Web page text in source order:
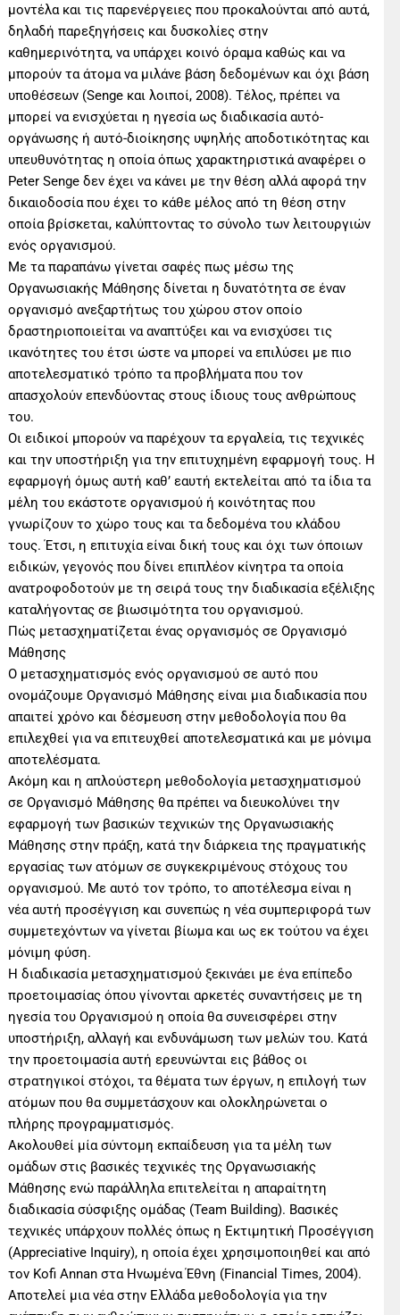
μοντέλα και τις παρενέργειες που προκαλούνται από αυτά,
δηλαδή παρεξηγήσεις και δυσκολίες στην
καθημερινότητα, να υπάρχει κοινό όραμα καθώς και να
μπορούν τα άτομα να μιλάνε βάση δεδομένων και όχι βάση
υποθέσεων (Senge και λοιποί, 2008). Τέλος, πρέπει να
μπορεί να ενισχύεται η ηγεσία ως διαδικασία αυτό-
οργάνωσης ή αυτό-διοίκησης υψηλής αποδοτικότητας και
υπευθυνότητας η οποία όπως χαρακτηριστικά αναφέρει ο
Peter Senge δεν έχει να κάνει με την θέση αλλά αφορά την
δικαιοδοσία που έχει το κάθε μέλος από τη θέση στην
οποία βρίσκεται, καλύπτοντας το σύνολο των λειτουργιών
ενός οργανισμού.
Με τα παραπάνω γίνεται σαφές πως μέσω της
Οργανωσιακής Μάθησης δίνεται η δυνατότητα σε έναν
οργανισμό ανεξαρτήτως του χώρου στον οποίο
δραστηριοποιείται να αναπτύξει και να ενισχύσει τις
ικανότητες του έτσι ώστε να μπορεί να επιλύσει με πιο
αποτελεσματικό τρόπο τα προβλήματα που τον
απασχολούν επενδύοντας στους ίδιους τους ανθρώπους
του.
Οι ειδικοί μπορούν να παρέχουν τα εργαλεία, τις τεχνικές
και την υποστήριξη για την επιτυχημένη εφαρμογή τους. Η
εφαρμογή όμως αυτή καθ’ εαυτή εκτελείται από τα ίδια τα
μέλη του εκάστοτε οργανισμού ή κοινότητας που
γνωρίζουν το χώρο τους και τα δεδομένα του κλάδου
τους. Έτσι, η επιτυχία είναι δική τους και όχι των όποιων
ειδικών, γεγονός που δίνει επιπλέον κίνητρα τα οποία
ανατροφοδοτούν με τη σειρά τους την διαδικασία εξέλιξης
καταλήγοντας σε βιωσιμότητα του οργανισμού.
Πώς μετασχηματίζεται ένας οργανισμός σε Οργανισμό
Μάθησης
Ο μετασχηματισμός ενός οργανισμού σε αυτό που
ονομάζουμε Οργανισμό Μάθησης είναι μια διαδικασία που
απαιτεί χρόνο και δέσμευση στην μεθοδολογία που θα
επιλεχθεί για να επιτευχθεί αποτελεσματικά και με μόνιμα
αποτελέσματα.
Ακόμη και η απλούστερη μεθοδολογία μετασχηματισμού
σε Οργανισμό Μάθησης θα πρέπει να διευκολύνει την
εφαρμογή των βασικών τεχνικών της Οργανωσιακής
Μάθησης στην πράξη, κατά την διάρκεια της πραγματικής
εργασίας των ατόμων σε συγκεκριμένους στόχους του
οργανισμού. Με αυτό τον τρόπο, το αποτέλεσμα είναι η
νέα αυτή προσέγγιση και συνεπώς η νέα συμπεριφορά των
συμμετεχόντων να γίνεται βίωμα και ως εκ τούτου να έχει
μόνιμη φύση.
Η διαδικασία μετασχηματισμού ξεκινάει με ένα επίπεδο
προετοιμασίας όπου γίνονται αρκετές συναντήσεις με τη
ηγεσία του Οργανισμού η οποία θα συνεισφέρει στην
υποστήριξη, αλλαγή και ενδυνάμωση των μελών του. Κατά
την προετοιμασία αυτή ερευνώνται εις βάθος οι
στρατηγικοί στόχοι, τα θέματα των έργων, η επιλογή των
ατόμων που θα συμμετάσχουν και ολοκληρώνεται ο
πλήρης προγραμματισμός.
Ακολουθεί μία σύντομη εκπαίδευση για τα μέλη των
ομάδων στις βασικές τεχνικές της Οργανωσιακής
Μάθησης ενώ παράλληλα επιτελείται η απαραίτητη
διαδικασία σύσφιξης ομάδας (Team Building). Βασικές
τεχνικές υπάρχουν πολλές όπως η Εκτιμητική Προσέγγιση
(Appreciative Inquiry), η οποία έχει χρησιμοποιηθεί και από
τον Kofi Annan στα Ηνωμένα Έθνη (Financial Times, 2004).
Αποτελεί μια νέα στην Ελλάδα μεθοδολογία για την